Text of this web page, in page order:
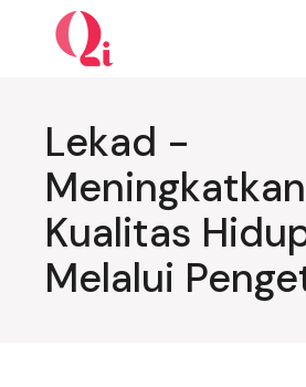
konten
Lekad -
Meningkatkan
Kualitas
Melalui